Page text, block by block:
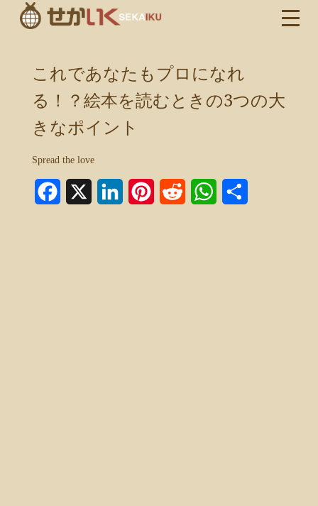
これであなたもプロになれ
る！？絵本を読むときの3つの大
きなポイント
Spread the love
Facebook LinkedInPinterest Reddit WhatsApp